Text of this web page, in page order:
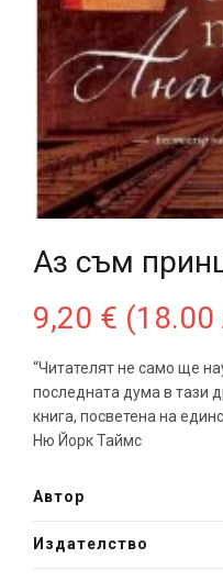
Аз съм
9,20 € (18.00
“Читателят не само ще
последната дума в тази
книга, посветена на
Ню Йорк Таймс
Автор
Издателство